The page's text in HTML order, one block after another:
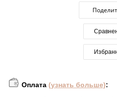
Оплата (узнать больше):